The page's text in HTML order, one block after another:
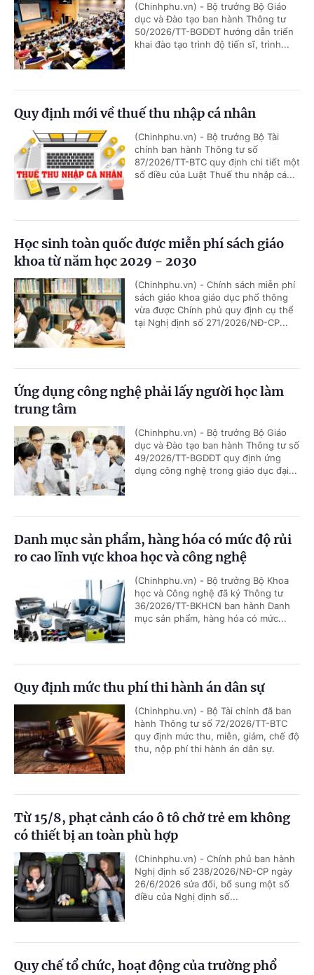
(Chinhphu.vn) - Bộ trưởng Bộ Giáo
dục và Đào tạo ban hành Thông tư
50/2026/TT-BGDĐT hướng dẫn triển
khai đào tạo trình độ tiến sĩ, trình...
Quy định mới về thuế thu nhập cá nhân
(Chinhphu.vn) - Bộ trưởng Bộ Tài
chính ban hành Thông tư số
87/2026/TT-BTC quy định chi tiết một
số điều của Luật Thuế thu nhập cá...
Học sinh toàn quốc được miễn phí sách giáo
khoa từ năm học 2029 - 2030
(Chinhphu.vn) - Chính sách miễn phí
sách giáo khoa giáo dục phổ thông
vừa được Chính phủ quy định cụ thể
tại Nghị định số 271/2026/NĐ-CP...
Ứng dụng công nghệ phải lấy người học làm
trung tâm
(Chinhphu.vn) - Bộ trưởng Bộ Giáo
dục và Đào tạo ban hành Thông tư số
49/2026/TT-BGDĐT quy định ứng
dụng công nghệ trong giáo dục đại...
Danh mục sản phẩm, hàng hóa có mức độ rủi
ro cao lĩnh vực khoa học và công nghệ
(Chinhphu.vn) - Bộ trưởng Bộ Khoa
học và Công nghệ đã ký Thông tư
36/2026/TT-BKHCN ban hành Danh
mục sản phẩm, hàng hóa có mức...
Quy định mức thu phí thi hành án dân sự
(Chinhphu.vn) - Bộ Tài chính đã ban
hành Thông tư số 72/2026/TT-BTC
quy định mức thu, miễn, giảm, chế độ
thu, nộp phí thi hành án dân sự.
Từ 15/8, phạt cảnh cáo ô tô chở trẻ em không
có thiết bị an toàn phù hợp
(Chinhphu.vn) - Chính phủ ban hành
Nghị định số 238/2026/NĐ-CP ngày
26/6/2026 sửa đổi, bổ sung một số
điều của Nghị định số...
Quy chế tổ chức, hoạt động của trường phổ